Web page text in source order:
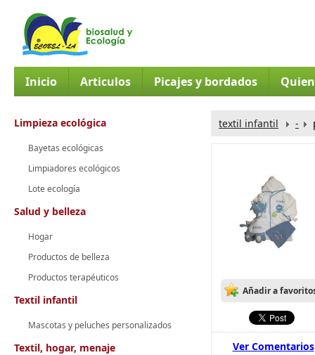
Inicio Articulos Picajes y bordados
Limpieza ecológica
Bayetas ecológicas
Limpiadores ecológicos
Lote ecología
Salud y belleza
Hogar
Productos de belleza
Productos terapéuticos
Textil infantil
Mascotas y peluches personalizados
Textil, hogar, menaje
textil infantil -
Añadir a
Ver Comentarios